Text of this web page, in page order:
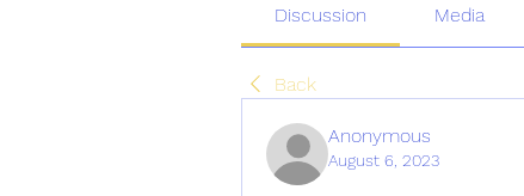
Discussion Media
Back
Anonymous
August 6, 2023